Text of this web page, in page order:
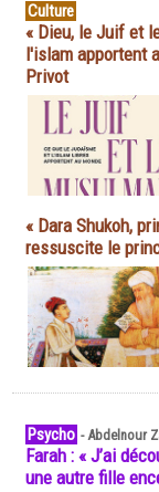
Culture
« Dieu, le Juif et
l'islam apportent
Privot
« Dara Shukoh,
ressuscite le
Psycho -Abdelnour
Farah : « J’ai
une autre fille